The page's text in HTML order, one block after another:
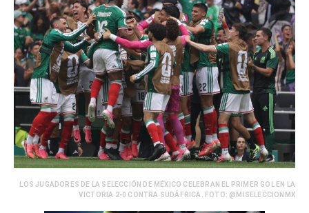
LOS JUGADORES DE LA SELECCIÓN DE MÉXICO CELEBRAN EL PRIMER GOL EN LA
VICTORIA 2-0 CONTRA SUDÁFRICA. FOTO: @MISELECCIONMX